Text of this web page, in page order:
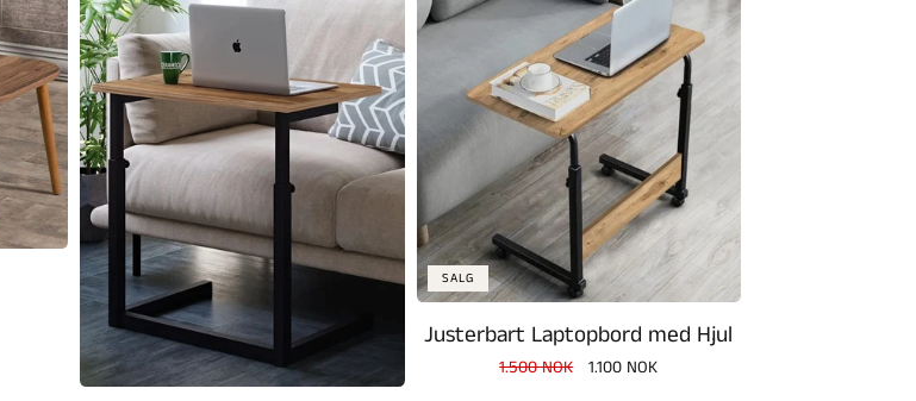
SALG
Justerbart Laptopbord med Hjul
Vanlig
1.500 NOK Salgspris
1.100 NOK